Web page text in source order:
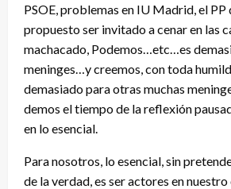
PSOE, problemas en IU Madrid, el PP
propuesto ser invitado a cenar en las
machacado, Podemos…etc…es
meninges…y creemos, con toda
demasiado para otras muchas
demos el tiempo de la reflexión
en lo esencial.
Para nosotros, lo esencial, sin
de la verdad, es ser actores en